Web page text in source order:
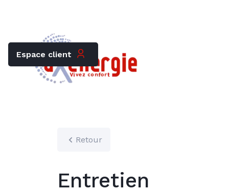
Espace client
Retour
Entretien